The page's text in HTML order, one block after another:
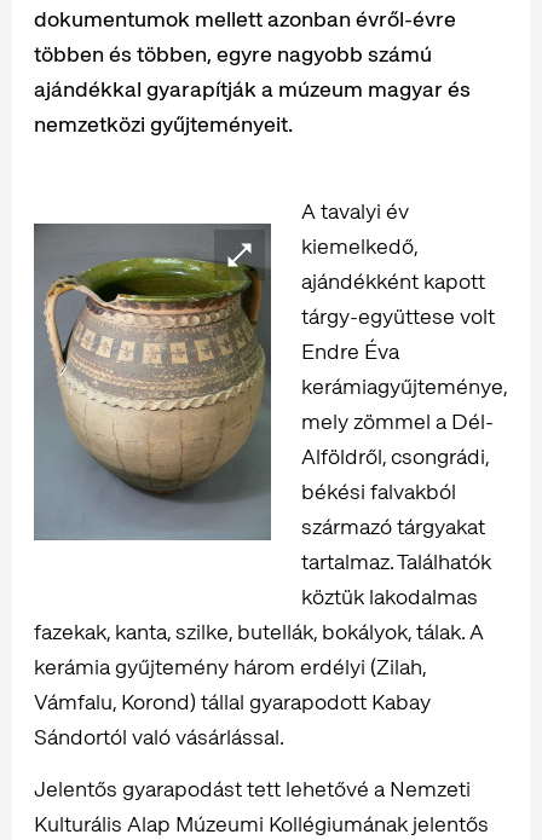
dokumentumok mellett azonban évről-évre
többen és többen, egyre nagyobb számú
ajándékkal gyarapítják a múzeum magyar és
nemzetközi gyűjteményeit.
A tavalyi év
kiemelkedő,
ajándékként kapott
tárgy-együttese volt
Endre Éva
kerámiagyűjteménye,
mely zömmel a Dél-
Alföldről, csongrádi,
békési falvakból
származó tárgyakat
tartalmaz. Találhatók
köztük lakodalmas
fazekak, kanta, szilke, butellák, bokályok, tálak. A
kerámia gyűjtemény három erdélyi (Zilah,
Vámfalu, Korond) tállal gyarapodott Kabay
Sándortól való vásárlással.
Jelentős gyarapodást tett lehetővé a Nemzeti
Kulturális Alap Múzeumi Kollégiumának jelentős